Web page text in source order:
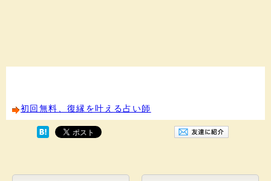
初回無料、復縁を叶える占い師